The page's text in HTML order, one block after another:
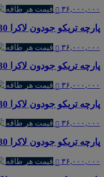
۳۶,۰۰۰,۰۰۰ قیمت هر طاقه
پارچه تریکو جودون لاکرا 1/30 راه راه گردباف نوریس | فیلی ملانژ راه راه ریز
۳۶,۰۰۰,۰۰۰ قیمت هر طاقه
پارچه تریکو جودون لاکرا 1/30 راه راه گردباف نوریس | لیمویی راه راه پهن
۳۶,۰۰۰,۰۰۰ قیمت هر طاقه
پارچه تریکو جودون لاکرا 1/30 راه راه گردباف نوریس | آبی شالی ملانژ راه راه ریز
۳۶,۰۰۰,۰۰۰ قیمت هر طاقه
پارچه تریکو جودون لاکرا 1/30 راه راه گردباف نوریس | نسکافه ای راه راه پهن
۳۶,۰۰۰,۰۰۰ قیمت هر طاقه